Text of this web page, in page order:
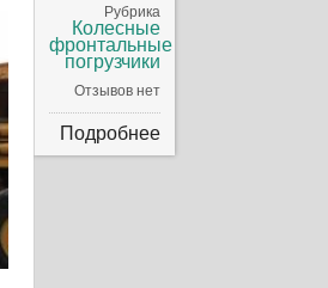
Рубрика
Колесные
фронтальные
погрузчики
Отзывов нет
Подробнее